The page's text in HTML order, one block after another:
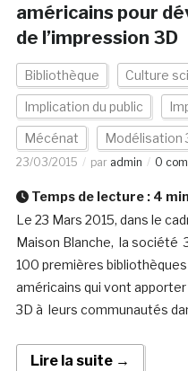
américains pour
de l’impression 3D
Bibliothèque Culture
Implication du public
Mécénat Modélisation
23/03/2015 par admin 0
Temps de lecture : 4 min
Le 23 Mars 2015, dans le
Maison Blanche, la société
100 premières
américains qui vont
3D à leurs communautés
Lire la suite →